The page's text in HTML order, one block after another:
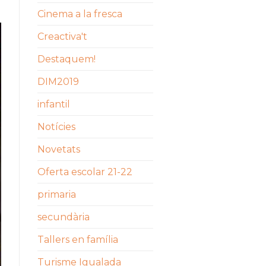
Cinema a la fresca
Creactiva't
Destaquem!
DIM2019
infantil
Notícies
Novetats
Oferta escolar 21-22
primaria
secundària
Tallers en família
Turisme Igualada